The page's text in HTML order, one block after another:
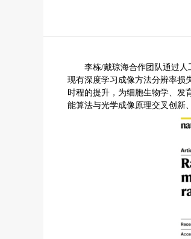
李栋/戴琼海合作团队通过人
现有深度学习成像方法分辨率损
时程的提升，为细胞生物学、发
能算法与光学成像原理交叉创新